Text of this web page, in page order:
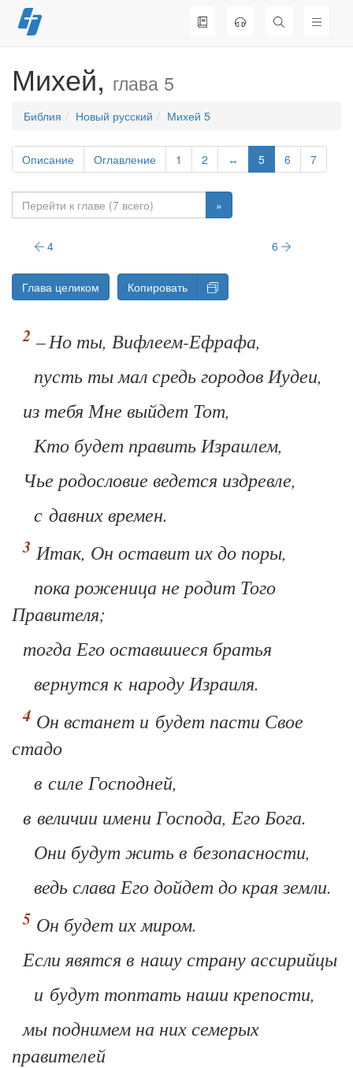
Перейти
к
Михей, глава 5
Библия Новый русский Михей 5
Описание Оглавление 1 2 ↔ 5 6 7
»
4 6
Глава целиком Копировать
– Но ты, Вифлеем-Ефрафа,
пусть ты мал средь городов Иудеи,
из тебя Мне выйдет Тот,
Кто будет править Израилем,
Чье родословие ведется издревле,
с давних времен.
Итак, Он оставит их до поры,
пока роженица не родит Того
Правителя;
тогда Егооставшиеся братья
вернутся к народу Израиля.
Он встанет и будет пасти Свое
стадо
в силе Господней,
в величии имени Господа, Его Бога.
Они будут жить в безопасности,
ведь слава Его дойдет до края земли.
Он будет их миром.
Если явятся в нашу страну ассирийцы
и будут топтать наши крепости,
мы поднимем на них семерых
правителей